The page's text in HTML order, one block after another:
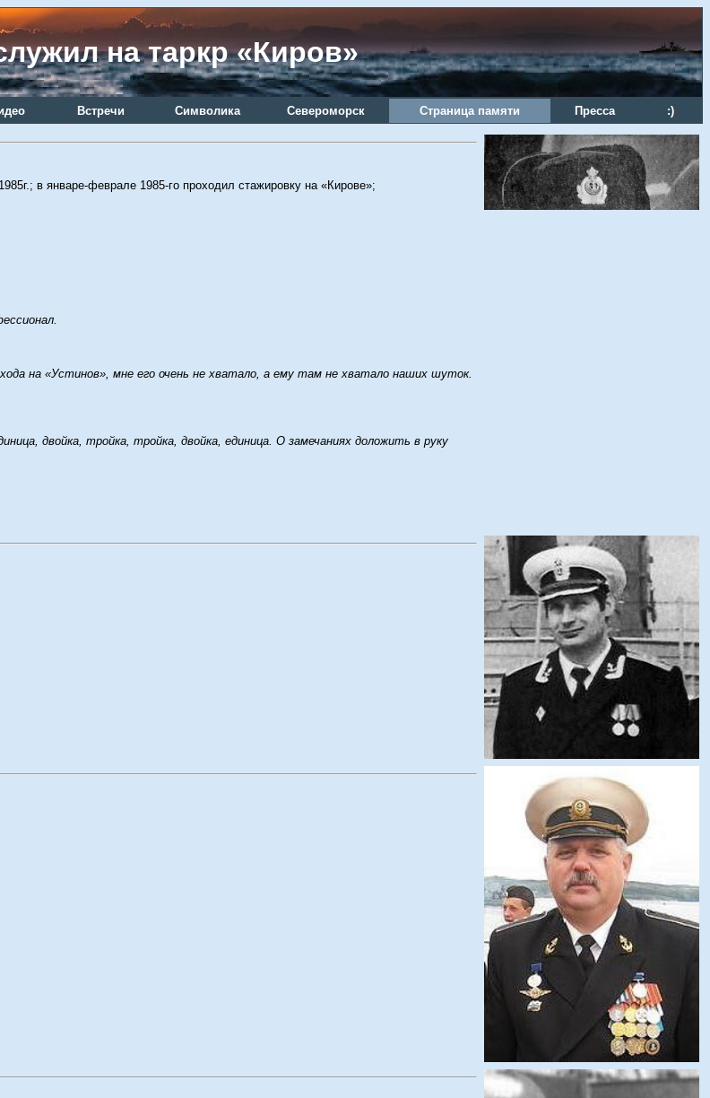
на таркр «Киров»
Встречи Символика Североморск Страница памяти Пресса :)
в январе-феврале 1985-го проходил стажировку на «Кирове»;
на «Устинов», мне его очень не хватало, а ему там не хватало наших шуток.
двойка, тройка, тройка, двойка, единица. О замечаниях доложить в руку